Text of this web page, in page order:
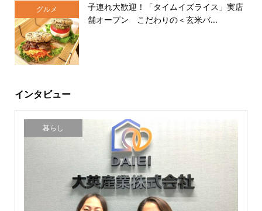
グルメ
子連れ大歓迎！「タイムイズライス」実店
舗オープン こだわりの＜玄米バ...
インタビュー
暮らし